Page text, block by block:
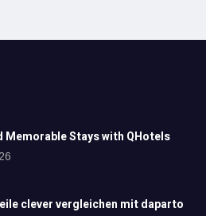
Memorable Stays with QHotels
clever vergleichen mit daparto